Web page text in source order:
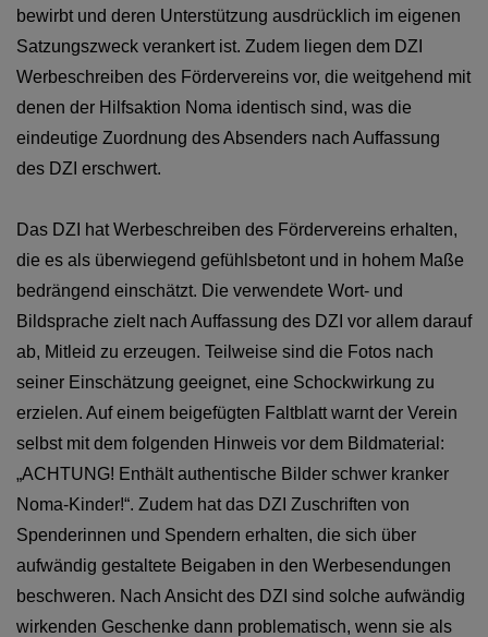
bewirbt und deren Unterstützung ausdrücklich im eigenen
Satzungszweck verankert ist. Zudem liegen dem DZI
Werbeschreiben des Fördervereins vor, die weitgehend mit
denen der Hilfsaktion Noma identisch sind, was die
eindeutige Zuordnung des Absenders nach Auffassung
des DZI erschwert.
Das DZI hat Werbeschreiben des Fördervereins erhalten,
die es als überwiegend gefühlsbetont und in hohem Maße
bedrängend einschätzt. Die verwendete Wort- und
Bildsprache zielt nach Auffassung des DZI vor allem darauf
ab, Mitleid zu erzeugen. Teilweise sind die Fotos nach
seiner Einschätzung geeignet, eine Schockwirkung zu
erzielen. Auf einem beigefügten Faltblatt warnt der Verein
selbst mit dem folgenden Hinweis vor dem Bildmaterial:
„ACHTUNG! Enthält authentische Bilder schwer kranker
Noma-Kinder!“. Zudem hat das DZI Zuschriften von
Spenderinnen und Spendern erhalten, die sich über
aufwändig gestaltete Beigaben in den Werbesendungen
beschweren. Nach Ansicht des DZI sind solche aufwändig
wirkenden Geschenke dann problematisch, wenn sie als